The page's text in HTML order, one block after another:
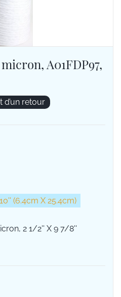
A01FDP97,
d’un retour
(6.4cm X 25.4cm)
2 1/2'' X 9 7/8''